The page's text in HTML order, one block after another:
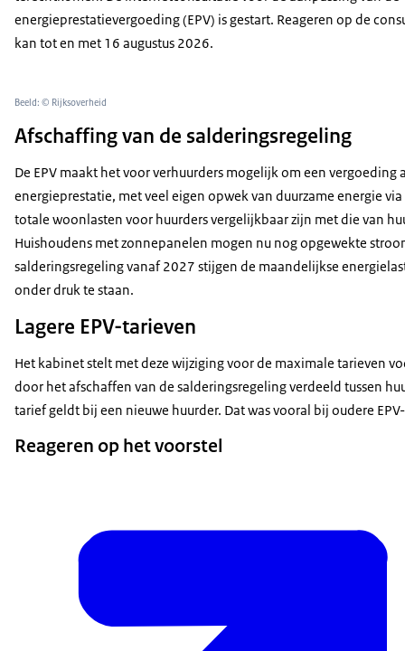
energieprestatievergoeding (EPV) is gestart. Reageren op de
kan tot en met 16 augustus 2026.
Beeld: © Rijksoverheid
Afschaffing van de salderingsregeling
De EPV maakt het voor verhuurders mogelijk om een
energieprestatie, met veel eigen opwek van duurzame energie
totale woonlasten voor huurders vergelijkbaar zijn met die van
Huishoudens met zonnepanelen mogen nu nog opgewekte
salderingsregeling vanaf 2027 stijgen de maandelijkse
onder druk te staan.
Lagere EPV-tarieven
Het kabinet stelt met deze wijziging voor de maximale tarieven
door het afschaffen van de salderingsregeling verdeeld tussen
tarief geldt bij een nieuwe huurder. Dat was vooral bij oudere
Reageren op het voorstel